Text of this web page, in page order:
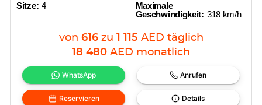
Sitze: 4
Maximale
Geschwindigkeit: 318 km/h
von 616 zu 1 115 AED täglich
18 480 AED monatlich
WhatsApp Anrufen
Reservieren Details